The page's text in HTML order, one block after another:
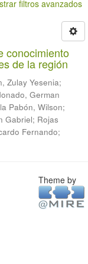
filtros avanzados
conocimiento
de la región
Zulay Yesenia;
German
Pabón, Wilson;
Gabriel; Rojas
Fernando;
Theme by